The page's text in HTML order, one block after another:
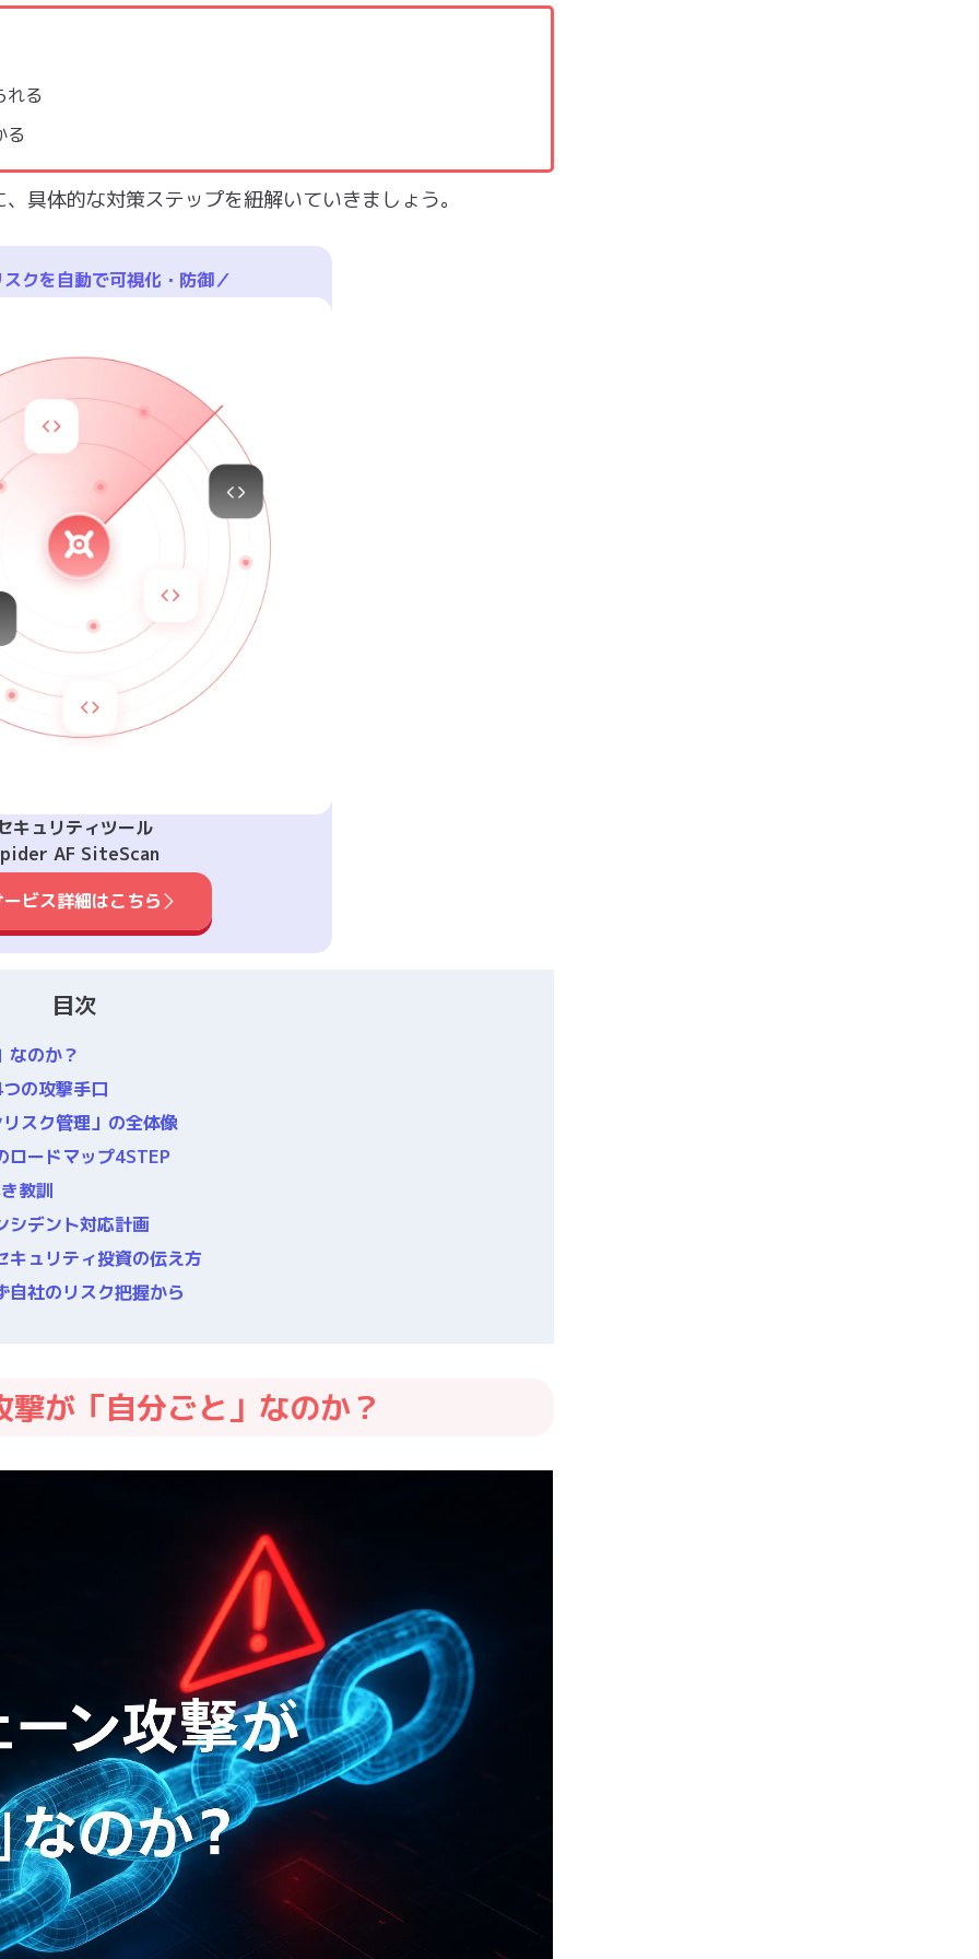
れる
る
具体的な対策ステップを紐解いていきましょう。
クを自動で可視化・防御／
キュリティツール
AF SiteScan
ビス詳細はこちら
目次
なのか？
の攻撃手口
スク管理」の全体像
ロードマップ4STEP
教訓
シデント対応計画
キュリティ投資の伝え方
自社のリスク把握から
が「自分ごと」なのか？